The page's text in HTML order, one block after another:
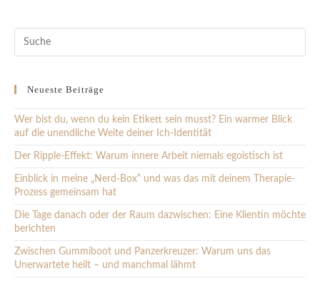
Neueste Beiträge
Wer bist du, wenn du kein Etikett sein musst? Ein warmer Blick
auf die unendliche Weite deiner Ich-Identität
Der Ripple-Effekt: Warum innere Arbeit niemals egoistisch ist
Einblick in meine „Nerd-Box“ und was das mit deinem Therapie-
Prozess gemeinsam hat
Die Tage danach oder der Raum dazwischen: Eine Klientin möchte
berichten
Zwischen Gummiboot und Panzerkreuzer: Warum uns das
Unerwartete heilt – und manchmal lähmt